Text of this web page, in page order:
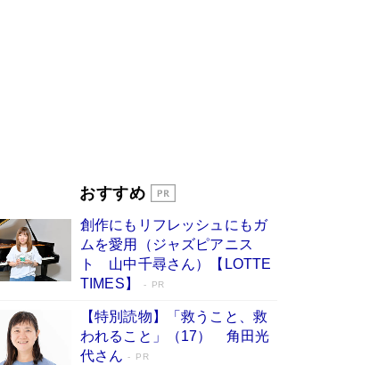
占 上半期1位にも選出［新書ベストセラー］
Book Bang
おすすめ
創作にもリフレッシュにもガ
ムを愛用（ジャズピアニス
ト 山中千尋さん）【LOTTE
TIMES】
PR
【特別読物】「救うこと、救
われること」（17） 角田光
代さん
PR